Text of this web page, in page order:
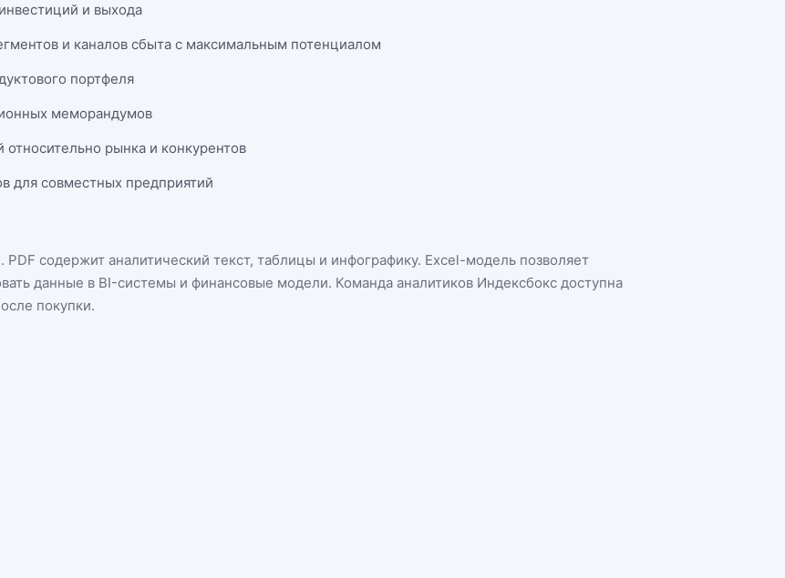
и выхода
и каналов сбыта с максимальным потенциалом
портфеля
меморандумов
рынка и конкурентов
для совместных предприятий
. PDF содержит аналитический текст, таблицы и инфографику. Excel-модель позволяет
данные в BI-системы и финансовые модели. Команда аналитиков Индексбокс доступна
покупки.